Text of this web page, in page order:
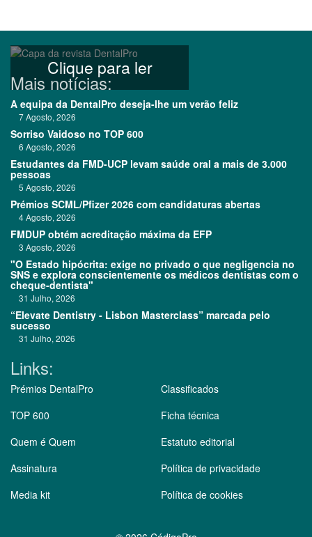
Clique para ler
Mais notícias:
A equipa da DentalPro deseja-lhe um verão feliz
7 Agosto, 2026
Sorriso Vaidoso no TOP 600
6 Agosto, 2026
Estudantes da FMD-UCP levam saúde oral a mais de 3.000
pessoas
5 Agosto, 2026
Prémios SCML/Pfizer 2026 com candidaturas abertas
4 Agosto, 2026
FMDUP obtém acreditação máxima da EFP
3 Agosto, 2026
"O Estado hipócrita: exige no privado o que negligencia no
SNS e explora conscientemente os médicos dentistas com o
cheque-dentista"
31 Julho, 2026
“Elevate Dentistry - Lisbon Masterclass” marcada pelo
sucesso
31 Julho, 2026
Links:
Prémios DentalPro
TOP 600
Quem é Quem
Assinatura
Media kit
Classificados
Ficha técnica
Estatuto editorial
Política de privacidade
Política de cookies